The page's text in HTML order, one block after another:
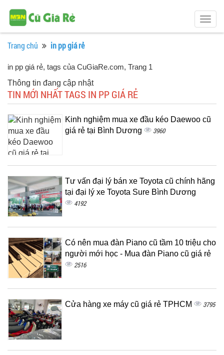
Trang chủ in pp giá rẻ
in pp giá rẻ, tags của CuGiaRe.com, Trang 1
Thông tin đang cập nhật
TIN MỚI NHẤT TAGS IN PP GIÁ RẺ
Kinh nghiệm mua xe đầu kéo Daewoo cũ
giá rẻ tại Bình Dương
3960
Tư vấn đại lý bán xe Toyota cũ chính hãng
tại đại lý xe Toyota Sure Bình Dương
4192
Có nên mua đàn Piano cũ tầm 10 triệu cho
người mới học - Mua đàn Piano cũ giá rẻ
2516
Cửa hàng xe máy cũ giá rẻ TPHCM 3795